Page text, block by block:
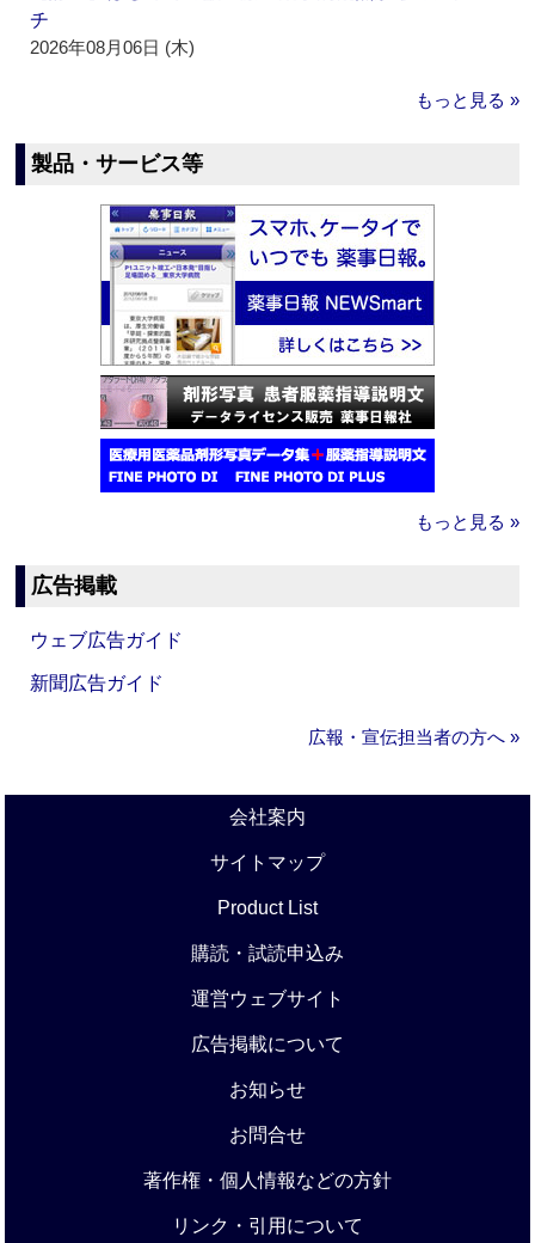
チ
2026年08月06日 (木)
もっと見る »
製品・サービス等
もっと見る »
広告掲載
ウェブ広告ガイド
新聞広告ガイド
広報・宣伝担当者の方へ »
会社案内
サイトマップ
Product List
購読・試読申込み
運営ウェブサイト
広告掲載について
お知らせ
お問合せ
著作権・個人情報などの方針
リンク・引用について